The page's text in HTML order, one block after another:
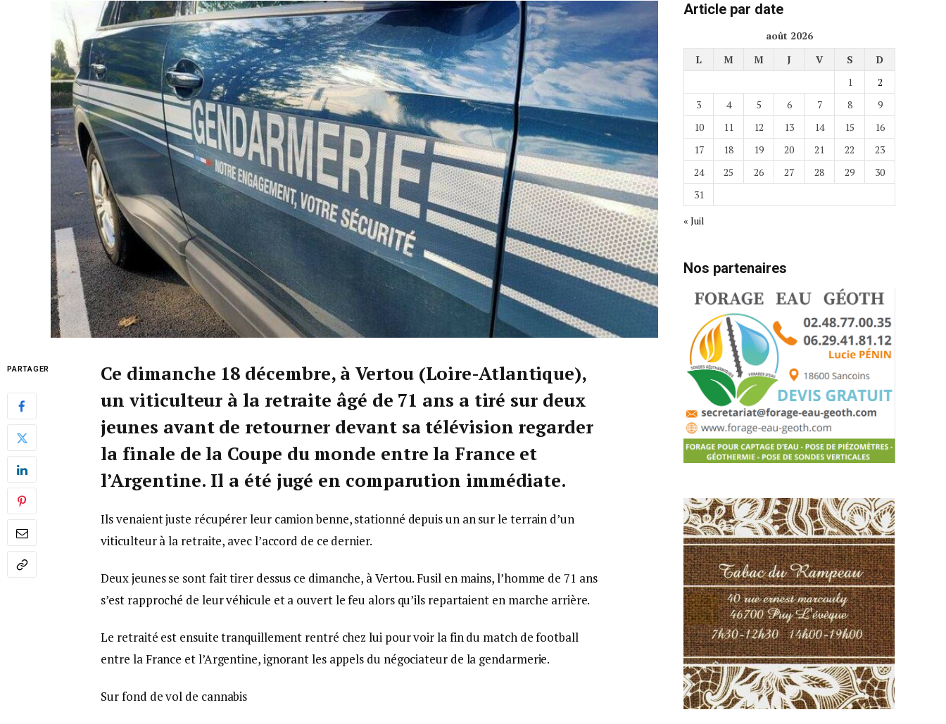
PARTAGER
Ce dimanche 18 décembre, à Vertou (Loire-Atlantique),
un viticulteur à la retraite âgé de 71 ans a tiré sur deux
jeunes avant de retourner devant sa télévision regarder
la finale de la Coupe du monde entre la France et
l’Argentine. Il a été jugé en comparution immédiate.
Ils venaient juste récupérer leur camion benne, stationné depuis un an sur le terrain d’un
viticulteur à la retraite, avec l’accord de ce dernier.
Deux jeunes se sont fait tirer dessus ce dimanche, à Vertou. Fusil en mains, l’homme de 71 ans
s’est rapproché de leur véhicule et a ouvert le feu alors qu’ils repartaient en marche arrière.
Le retraité est ensuite tranquillement rentré chez lui pour voir la fin du match de football
entre la France et l’Argentine, ignorant les appels du négociateur de la gendarmerie.
Sur fond de vol de cannabis
Article par date
août 2026
L
M M J V S
D
1
2
3
4 5 6 7 8
9
10
11 12 13 14 15
16
17
18 19 20 21 22
23
24
25 26 27 28 29
30
31
« Juil
Nos partenaires